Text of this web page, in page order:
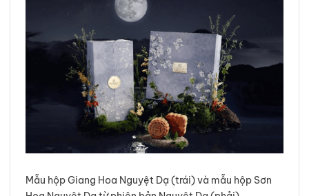
Mẫu hộp Giang Hoa Nguyệt Dạ (trái) và mẫu hộp Sơn